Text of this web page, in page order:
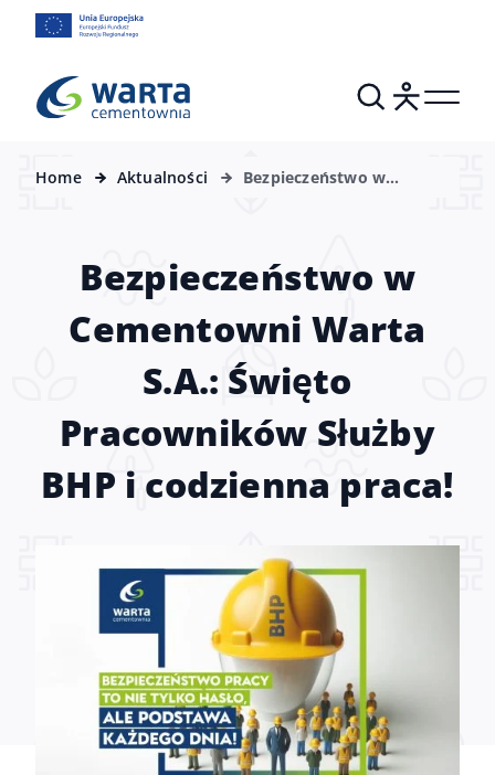
Home Aktualności
Bezpieczeństwo w
praca!
Bezpieczeństwo w
Cementowni Warta
S.A.: Święto
Pracowników Służby
BHP i codzienna praca!